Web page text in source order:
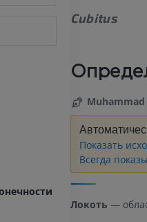
Cubitus
Muhammad
Показать
Всегда
Локоть —